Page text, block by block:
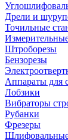
Дрели и
Точильные
Штроборезы
Бензорезы
Аппараты для
Лобзики
Вибраторы
Рубанки
Фрезеры